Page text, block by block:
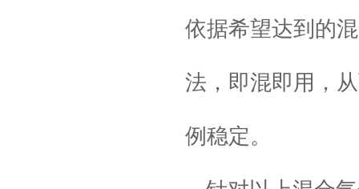
依据希望达到的
法，即混即用，
例稳定。